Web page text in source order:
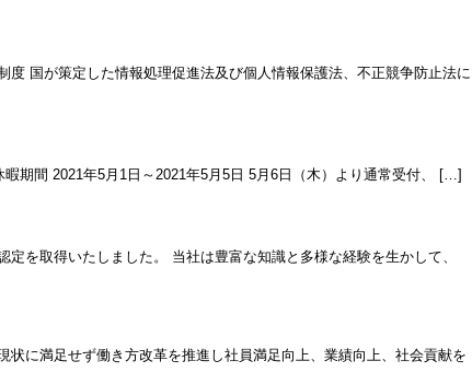
国が策定した情報処理促進法及び個人情報保護法、不正競争防止法に
期間 2021年5月1日～2021年5月5日 5月6日（木）より通常受付、 […]
を取得いたしました。 当社は豊富な知識と多様な経験を生かして、
に満足せず働き方改革を推進し社員満足向上、業績向上、社会貢献を